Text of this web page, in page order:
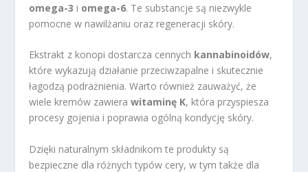
omega-3 i omega-6. Te substancje są niezwykle
pomocne w nawilżaniu oraz regeneracji skóry.
Ekstrakt z konopi dostarcza cennych kannabinoidów,
które wykazują działanie przeciwzapalne i skutecznie
łagodzą podrażnienia. Warto również zauważyć, że
wiele kremów zawierawitaminę K, która przyspiesza
procesy gojenia i poprawia ogólną kondycję skóry.
Dzięki naturalnym składnikom te produkty są
bezpieczne dla różnych typów cery, w tym także dla